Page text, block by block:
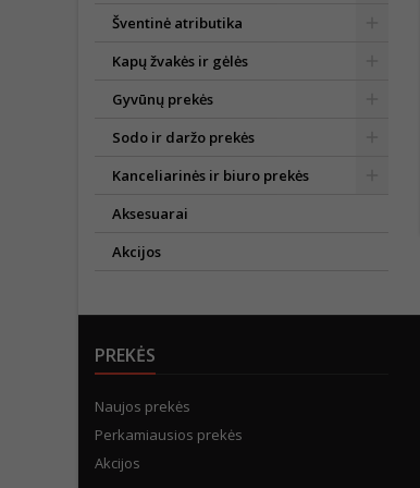
Šventinė atributika
Kapų žvakės ir gėlės
Gyvūnų prekės
Sodo ir daržo prekės
Kanceliarinės ir biuro prekės
Aksesuarai
Akcijos
PREKĖS
Naujos prekės
Perkamiausios prekės
Akcijos